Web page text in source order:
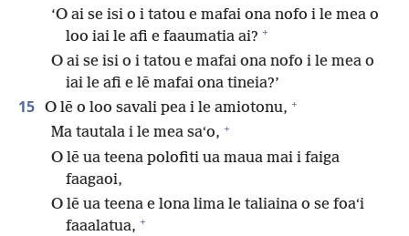
‘O ai se isi o i tatou e mafai ona nofo i le mea o
loo iai le afi e faaumatia ai? +
O ai se isi o i tatou e mafai ona nofo i le mea o
iai le afi e lē mafai ona tineia?’
15 O lē o loo savali pea i le amiotonu, +
Ma tautala i le mea saʻo, +
O lē ua teena polofiti ua maua mai i faiga
faagaoi,
O lē ua teena e lona lima le taliaina o se foaʻi
faaalatua, +